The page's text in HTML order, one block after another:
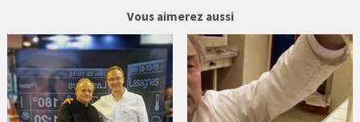
Vous aimerez aussi